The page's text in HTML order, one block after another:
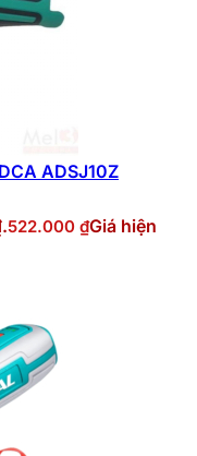
ADSJ10Z
522.000 ₫Giá hiện